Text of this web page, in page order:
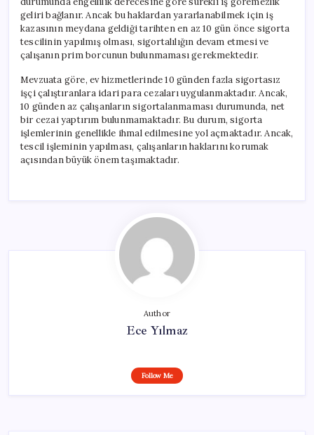
geliri bağlanır. Ancak bu haklardan yararlanabilmek için iş
kazasının meydana geldiği tarihten en az 10 gün önce sigorta
tescilinin yapılmış olması, sigortalılığın devam etmesi ve
çalışanın prim borcunun bulunmaması gerekmektedir.
Mevzuata göre, ev hizmetlerinde 10 günden fazla sigortasız
işçi çalıştıranlara idari para cezaları uygulanmaktadır. Ancak,
10 günden az çalışanların sigortalanmaması durumunda, net
bir cezai yaptırım bulunmamaktadır. Bu durum, sigorta
işlemlerinin genellikle ihmal edilmesine yol açmaktadır. Ancak,
tescil işleminin yapılması, çalışanların haklarını korumak
açısından büyük önem taşımaktadır.
Author
Ece Yılmaz
Follow Me